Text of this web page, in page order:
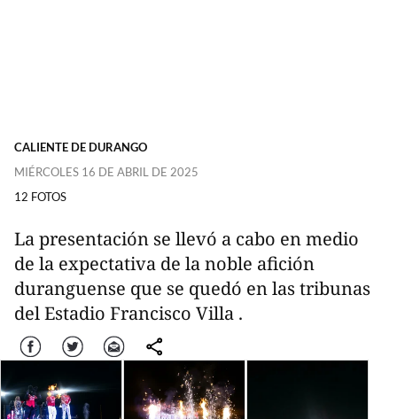
CALIENTE DE DURANGO
MIÉRCOLES 16 DE ABRIL DE 2025
12 FOTOS
La presentación se llevó a cabo en medio
de la expectativa de la noble afición
duranguense que se quedó en las tribunas
del Estadio Francisco Villa .
Facebook Twitter Correo comparte